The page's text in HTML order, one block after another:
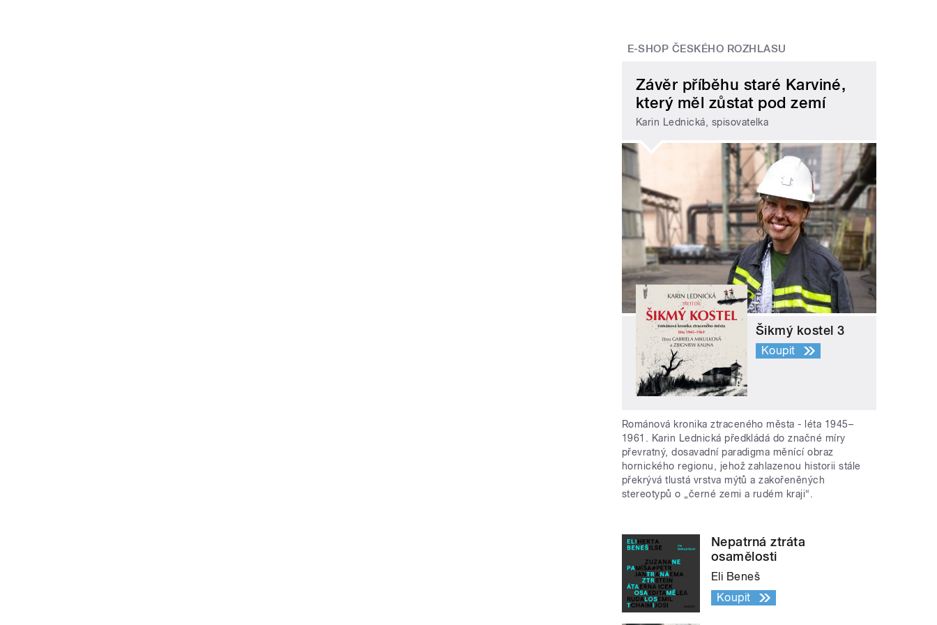
E-SHOP ČESKÉHO ROZHLASU
Závěr příběhu staré Karviné,
který měl zůstat pod zemí
Karin Lednická, spisovatelka
Šikmý kostel 3
Koupit
Románová kronika ztraceného města - léta 1945–
1961. Karin Lednická předkládá do značné míry
převratný, dosavadní paradigma měnící obraz
hornického regionu, jehož zahlazenou historii stále
překrývá tlustá vrstva mýtů a zakořeněných
stereotypů o „černé zemi a rudém kraji“.
Nepatrná ztráta
osamělosti
Eli Beneš
Koupit